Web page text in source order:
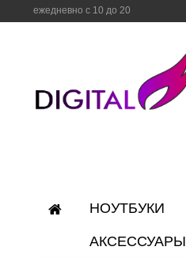
ежедневно с 10 до 20
НОУТБУКИ
АКСЕССУАРЫ